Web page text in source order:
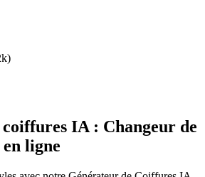
IA : Changeur de
ligne